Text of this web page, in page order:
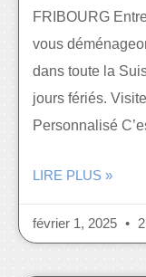
FRIBOURG
vous
dans toute la
jours fériés.
Personnalisé
LIRE PLUS »
février 1, 2025